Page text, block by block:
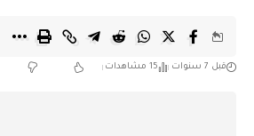
قبل 7 سنوات 15 مشاهدات